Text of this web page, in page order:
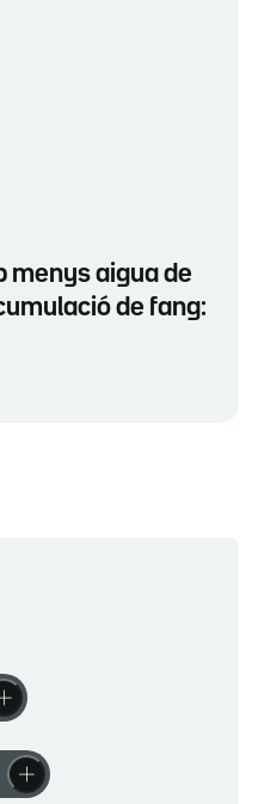
menys aigua de
de fang: